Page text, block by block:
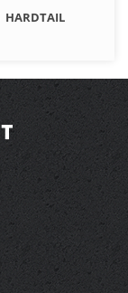
HARDTAIL